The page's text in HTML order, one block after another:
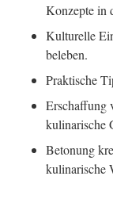
Konzepte in
Kulturelle
beleben.
Praktische
Erschaffung
kulinarische
Betonung
kulinarische